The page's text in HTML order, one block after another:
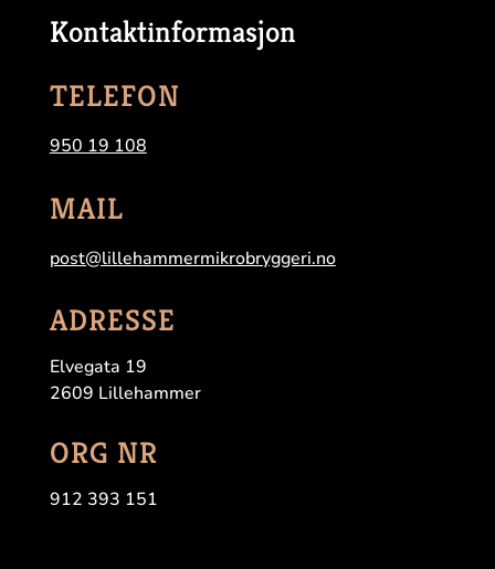
Kontaktinformasjon
TELEFON
950 19 108
MAIL
post@lillehammermikrobryggeri.no
ADRESSE
Elvegata 19
2609 Lillehammer
ORG NR
912 393 151